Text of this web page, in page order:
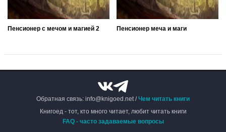
Пенсионер с мечом и магией 2 Пенсионер меча и маги
Обратная связь: info@knigoed.net /Чем читать книги
Книгоед - тот, кто много читает, любит читать книги
FAQ - часто задаваемые вопросы